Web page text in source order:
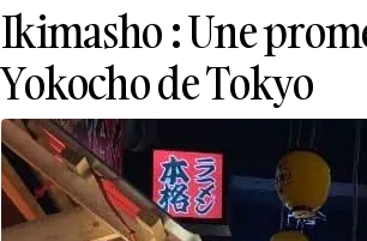
Ikimasho : Une
Yokocho de Tokyo